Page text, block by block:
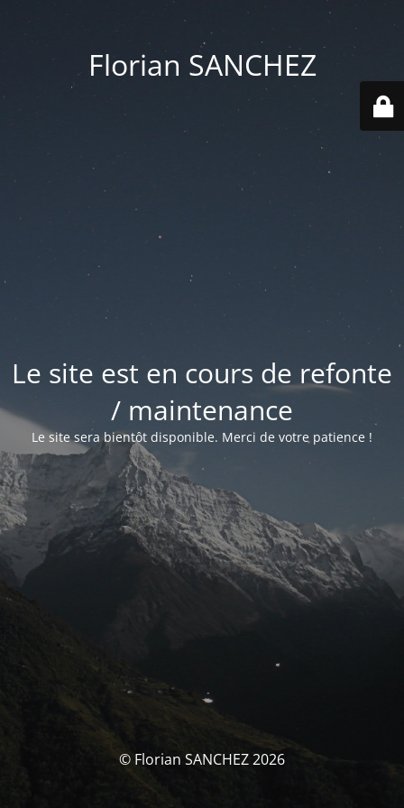
Florian SANCHEZ
Le site est en cours de refonte
/ maintenance
Le site sera bientôt disponible. Merci de votre patience !
© Florian SANCHEZ 2026